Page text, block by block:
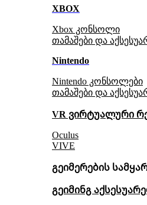
XBOX
Xbox კონსოლი
თამაშები და
Nintendo
Nintendo კონსოლები
თამაშები და
VR ვირტუალური
Oculus
VIVE
გეიმერების
გეიმინგ